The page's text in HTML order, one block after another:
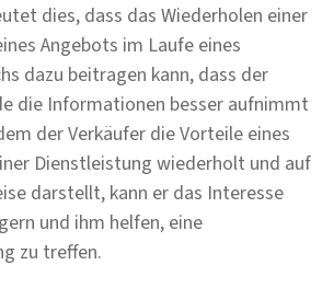
dies, dass das Wiederholen einer
Angebots im Laufe eines
dazu beitragen kann, dass der
die Informationen besser aufnimmt
der Verkäufer die Vorteile eines
Dienstleistung wiederholt und auf
darstellt, kann er das Interesse
und ihm helfen, eine
zu treffen.